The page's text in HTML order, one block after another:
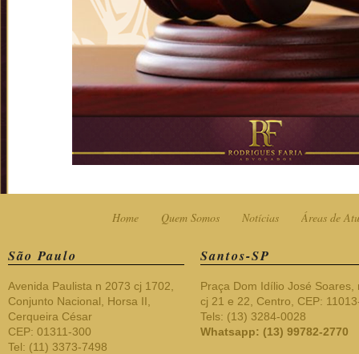
Home Quem Somos Notícias Áreas de
São Paulo
Avenida Paulista n 2073 cj 1702,
Conjunto Nacional, Horsa II,
Cerqueira César
CEP: 01311-300
Tel: (11) 3373-7498
Santos-SP
Praça Dom Idílio José Soares,
cj 21 e 22, Centro, CEP:
Tels: (13) 3284-0028
Whatsapp: (13) 99782-2770